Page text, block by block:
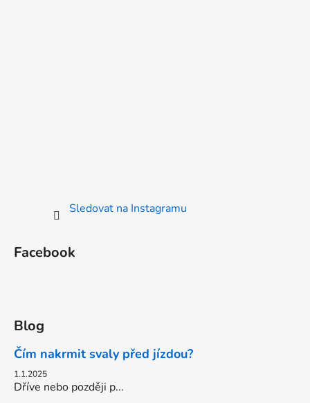
Sledovat na Instagramu
Facebook
Blog
Čím nakrmit svaly před jízdou?
1.1.2025
Dříve nebo později p...